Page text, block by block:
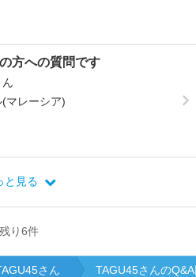
方への質問です
マレーシア)
と見る
残り6件
さん TAGU45さんの